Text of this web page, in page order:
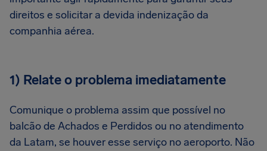
direitos e solicitar a devida indenização da
companhia aérea.
1) Relate o problema imediatamente
Comunique o problema assim que possível no
balcão de Achados e Perdidos ou no atendimento
da Latam, se houver esse serviço no aeroporto. Não